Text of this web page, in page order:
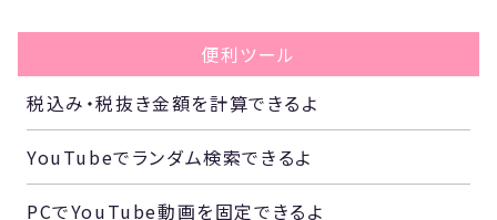
便利ツール
税込み・税抜き金額を計算できるよ
YouTubeでランダム検索できるよ
PCでYouTube動画を固定できるよ